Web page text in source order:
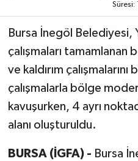
Süresi:
Bursa İnegöl Belediyesi,
çalışmaları
ve kaldırım çalışmalarını
çalışmalarla bölge
kavuşurken, 4 ayrı
alanı oluşturuldu.
BURSA (İGFA) - Bursa